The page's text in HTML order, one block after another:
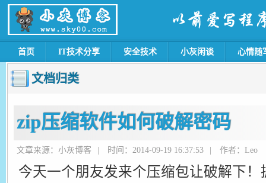
首页 IT技术分享 安全技术 小灰闲谈 心情随
文档归类
zip压缩软件如何破解密码
文章来源：小灰博客 时间：2014-09-19 16:37:53 作者：Leo
今天一个朋友发来个压缩包让破解下